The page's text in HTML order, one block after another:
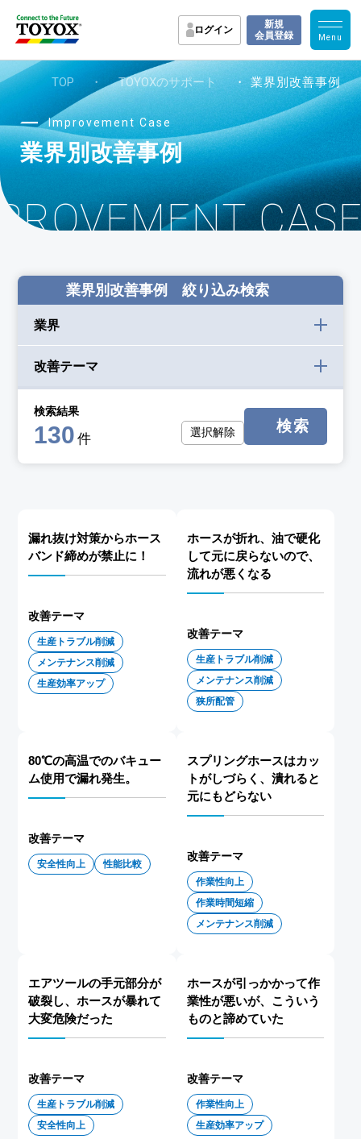
ログイン
新規
会員登録
TOP ・ TOYOXのサポート ・ 業界別改善事例
Improvement Case
業界別改善事例
業界別改善事例 絞り込み検索
業界
改善テーマ
検索結果
130 件 選択解除 検索
漏れ抜け対策からホース
バンド締めが禁止に！
改善テーマ
生産トラブル削減
メンテナンス削減
生産効率アップ
ホースが折れ、油で硬化
して元に戻らないので、
流れが悪くなる
改善テーマ
生産トラブル削減
メンテナンス削減
狭所配管
80℃の高温でのバキュー
ム使用で漏れ発生。
改善テーマ
安全性向上 性能比較
スプリングホースはカッ
トがしづらく、潰れると
元にもどらない
改善テーマ
作業性向上
作業時間短縮
メンテナンス削減
エアツールの手元部分が
破裂し、ホースが暴れて
大変危険だった
改善テーマ
生産トラブル削減
安全性向上
ホースが引っかかって作
業性が悪いが、こういう
ものと諦めていた
改善テーマ
作業性向上
生産効率アップ